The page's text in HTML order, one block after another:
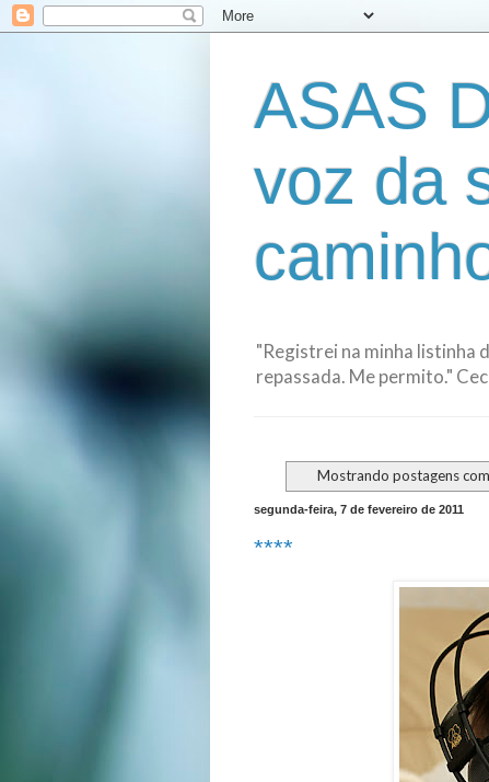
ASAS
voz da
"Registrei na minha listinha
repassada. Me permito."
Mostrando postagens
segunda-feira, 7 de fevereiro de 2011
****